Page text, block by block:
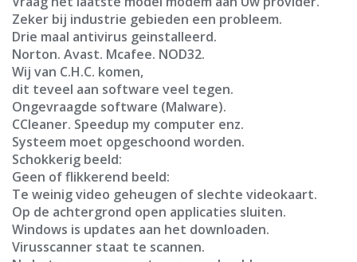
Zeker bij industrie gebieden een probleem.
Drie maal antivirus geinstalleerd.
Norton. Avast. Mcafee. NOD32.
Wij van C.H.C. komen,
dit teveel aan software veel tegen.
Ongevraagde software (Malware).
CCleaner. Speedup my computer enz.
Systeem moet opgeschoond worden.
Schokkerig beeld:
Geen of flikkerend beeld:
Te weinig video geheugen of slechte videokaart.
Op de achtergrond open applicaties sluiten.
Windows is updates aan het downloaden.
Virusscanner staat te scannen.